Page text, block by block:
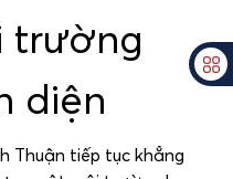
trường
diện
Thuận tiếp tục khẳng